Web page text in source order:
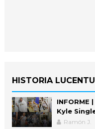
HISTORIA
INFORME
Kyle
Ramón J.